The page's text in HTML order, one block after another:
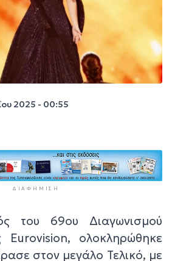
2025 - 00:55
ΔΙΑΦΉΜΙΣΗ
του 69ου Διαγωνισμού
Eurovision, ολοκληρώθηκε
στον μεγάλο Τελικό, με